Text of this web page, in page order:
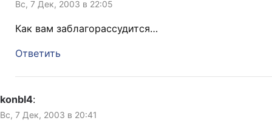
Вс, 7 Дек, 2003 в 22:05
Как вам заблагорассудится…
Ответить
konbl4:
Вс, 7 Дек, 2003 в 20:41